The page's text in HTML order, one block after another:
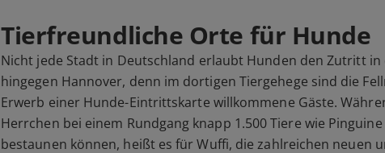
Tierfreundliche Orte für Hunde
Nicht jede Stadt in Deutschland erlaubt Hunden den Zutritt in
hingegen Hannover, denn im dortigen Tiergehege sind die
Erwerb einer Hunde-Eintrittskarte willkommene Gäste.
Herrchen bei einem Rundgang knapp 1.500 Tiere wie
bestaunen können, heißt es für Wuffi, die zahlreichen neuen